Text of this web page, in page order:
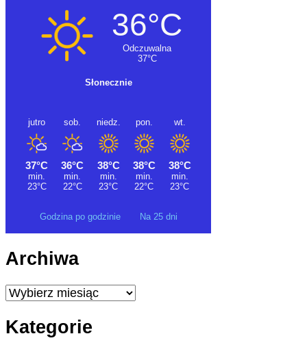
Godzina po godzinie Na 25 dni
Archiwa
Archiwa
Kategorie